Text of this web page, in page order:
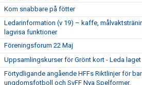
Kom snabbare på fötter
Ledarinformation (v 19) – kaffe,
lagvisa funktioner
Föreningsforum 22 Maj
Uppsamlingskurser för Grönt kort - Leda laget
Förtydligande angående HFFs Riktlinjer för
ungdomsfotboll och SvFF Nya Spelformer.